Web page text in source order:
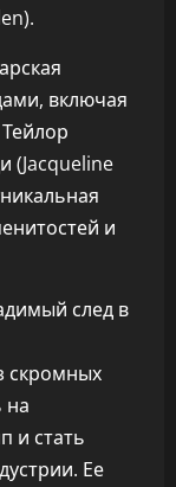
включая
(Jacqueline
и
след в
скромных
на
и стать
Ее